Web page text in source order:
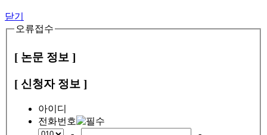
닫기
오류접수
[ 논문 정보 ]
[ 신청자 정보 ]
아이디
전화번호